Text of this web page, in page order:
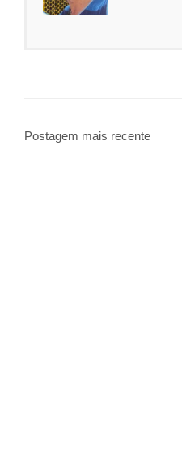
Postagem mais recente